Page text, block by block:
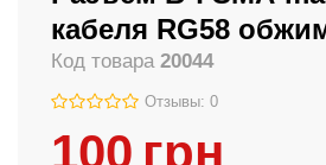
кабеля RG58
Код товара 20044
Отзывы: 0
100 грн